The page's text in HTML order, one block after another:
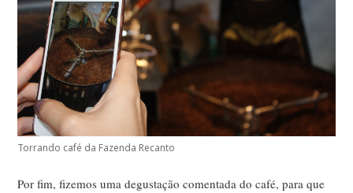
Torrando café da Fazenda Recanto
Por fim, fizemos uma degustação comentada do café, para que